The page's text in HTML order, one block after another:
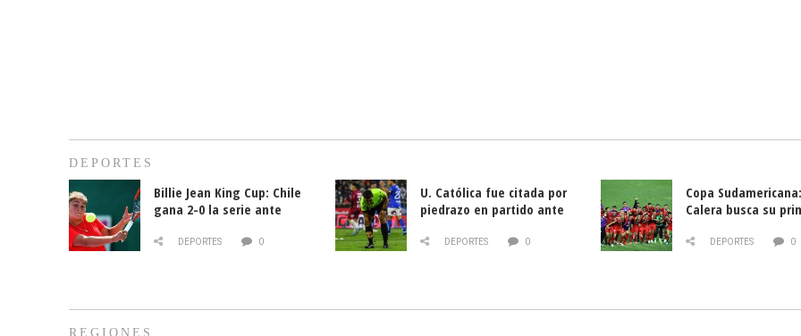
DEPORTES
Billie Jean King Cup: Chile
gana 2-0 la serie ante
DEPORTES 0
U. Católica fue citada por
piedrazo en partido ante
DEPORTES 0
Copa
Calera busca su
DEPORTES 0
REGIONES